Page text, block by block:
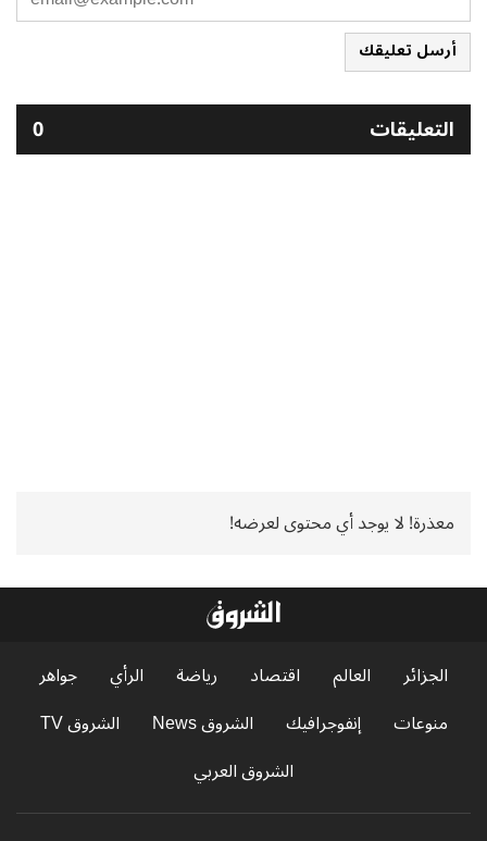
أرسل تعليقك
التعليقات 0
معذرة! لا يوجد أي محتوى لعرضه!
الجزائر العالم اقتصاد رياضة الرأي
جواهر
منوعات
إنفوجرافيك الشروق News
الشروق TV
الشروق العربي